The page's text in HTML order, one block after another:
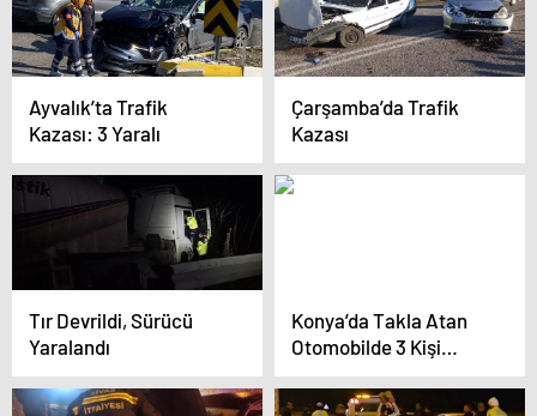
Ayvalık’ta Trafik
Kazası: 3 Yaralı
Çarşamba’da Trafik
Kazası
Tır Devrildi, Sürücü
Yaralandı
Konya’da Takla Atan
Otomobilde 3 Kişi
Hayatını Kaybetti